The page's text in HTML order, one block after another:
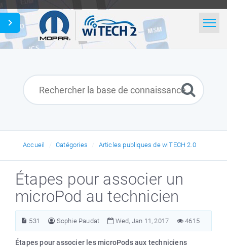
Accueil
Actualités
French
Accueil Catégories Articles publiques de wiTECH 2.0
Étapes pour associer un
microPod au technicien
531 Sophie Paudat Wed, Jan 11, 2017 4615
Étapes pour associer les microPods aux techniciens